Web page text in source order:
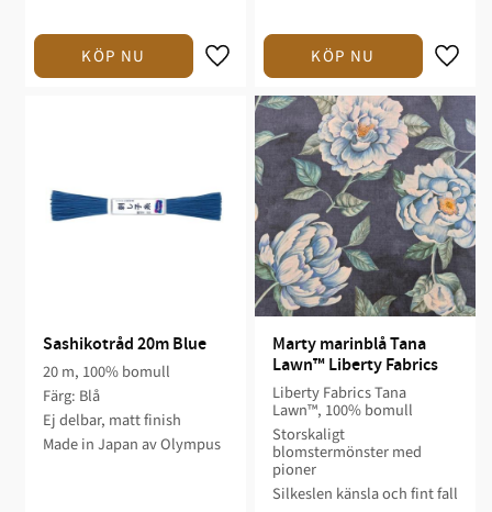
Sashikotråd 20m Blue
20 m, 100% bomull
Färg: Blå
Ej delbar, matt finish
Made in Japan av Olympus
Marty marinblå Tana
Lawn™ Liberty Fabrics
Liberty Fabrics Tana
Lawn™, 100% bomull
Storskaligt
blomstermönster med
pioner
Silkeslen känsla och fint fall